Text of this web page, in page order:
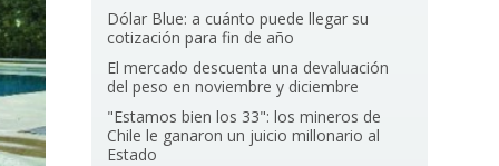
Dólar Blue: a cuánto puede llegar su
cotización para fin de año
El mercado descuenta una devaluación
del peso en noviembre y diciembre
"Estamos bien los 33": los mineros de
Chile le ganaron un juicio millonario al
Estado